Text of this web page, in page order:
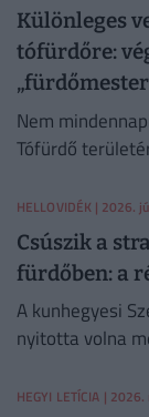
Különleges
tófürdőre:
Nem
Tófürdő
HELLOVIDÉK | 2026.
Csúszik a
fürdőben: a
A kunhegyesi
nyitotta volna
HEGYI LETÍCIA | 2026.